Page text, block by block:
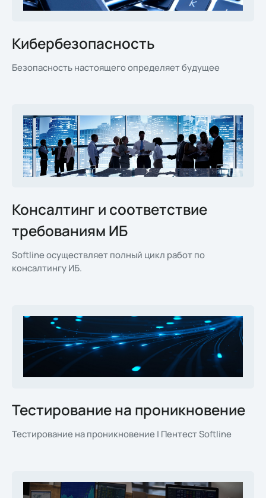
Кибербезопасность
Безопасность настоящего определяет будущее
Консалтинг и соответствие
требованиям ИБ
Softline осуществляет полный цикл работ по
консалтингу ИБ.
Тестирование на проникновение
Тестирование на проникновение | Пентест Softline